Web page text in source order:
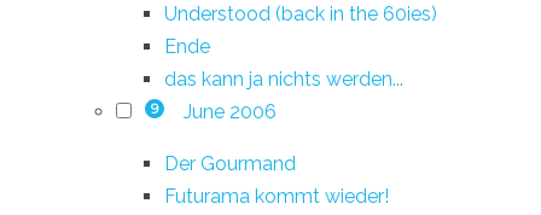
Understood (back in the 60ies)
Ende
das kann ja nichts werden...
9 June 2006
Der Gourmand
Futurama kommt wieder!